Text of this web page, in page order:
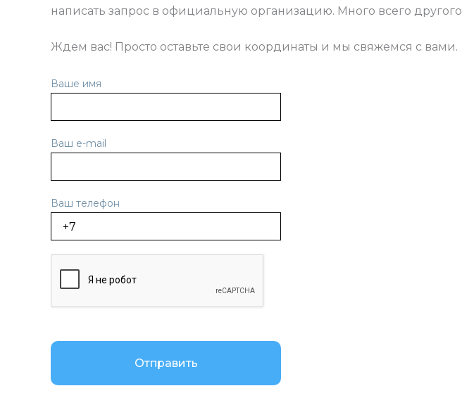
написать запрос в официальную организацию. Много всего другого
Ждем вас! Просто оставьте свои координаты и мы свяжемся с вами.
Ваше имя
Ваш e-mail
Ваш телефон